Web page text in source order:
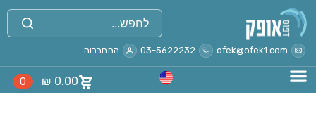
ofek@ofek1.com
03-5622232 התחברות
₪ 0.00
0